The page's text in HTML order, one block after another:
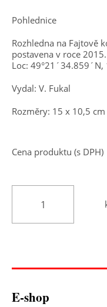
Pohlednice
Rozhledna na Fajtově
postavena v roce
Loc: 49°21´34.859´N,
Vydal: V. Fukal
Rozměry: 15 x 10,5 cm
Cena produktu (s DPH)
E-shop